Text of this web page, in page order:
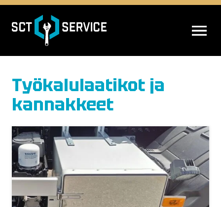
Työkalulaatikot ja
kannakkeet